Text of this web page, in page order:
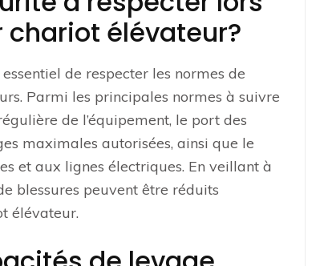
chariot élévateur?
de respecter les normes de
Parmi les principales normes à suivre
de l’équipement, le port des
maximales autorisées, ainsi que le
et aux lignes électriques. En veillant à
blessures peuvent être réduits
élévateur.